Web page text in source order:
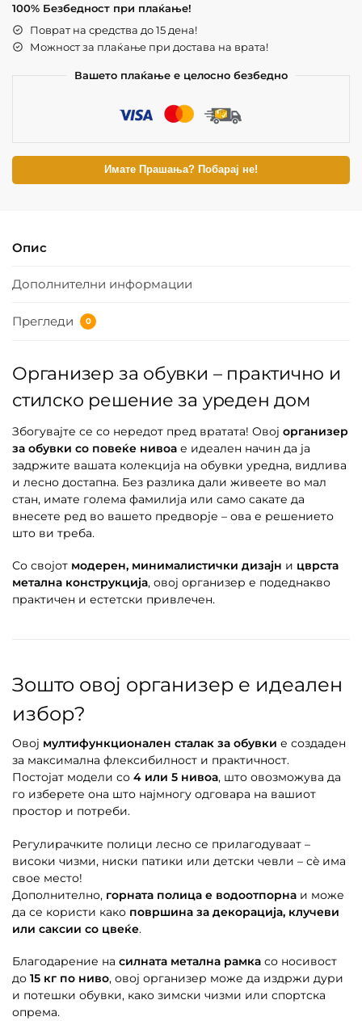
100% Безбедност при плаќање!
Поврат на средства до 15 дена!
Можност за плаќање при достава на врата!
Вашето плаќање е целосно безбедно
Имате Прашања? Побарај не!
Опис
Дополнителни информации
Прегледи 0
Организер за обувки – практично и
стилско решение за уреден дом
Збогувајте се со нередот пред вратата! Овој организер
за обувки со повеќе нивоа е идеален начин да ја
задржите вашата колекција на обувки уредна, видлива
и лесно достапна. Без разлика дали живеете во мал
стан, имате голема фамилија или само сакате да
внесете ред во вашето предворје – ова е решението
што ви треба.
Со својот модерен, минималистички дизајн и цврста
метална конструкција, овој организер е подеднакво
практичен и естетски привлечен.
Зошто овој организер е идеален
избор?
Овој мултифункционален сталак за обувки е создаден
за максимална флексибилност и практичност.
Постојат модели со 4 или 5 нивоа, што овозможува да
го изберете она што најмногу одговара на вашиот
простор и потреби.
Регулирачките полици лесно се прилагодуваат –
високи чизми, ниски патики или детски чевли – сè има
свое место!
Дополнително, горната полица е водоотпорна и може
да се користи како површина за декорација, клучеви
или саксии со цвеќе.
Благодарение на силната метална рамка со носивост
до 15 кг по ниво, овој организер може да издржи дури
и потешки обувки, како зимски чизми или спортска
опрема.